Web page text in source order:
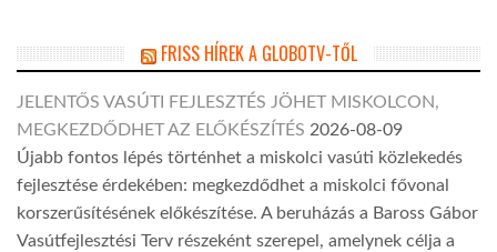
FRISS HÍREK A GLOBOTV-TŐL
JELENTŐS VASÚTI FEJLESZTÉS JÖHET MISKOLCON,
MEGKEZDŐDHET AZ ELŐKÉSZÍTÉS 2026-08-09
Újabb fontos lépés történhet a miskolci vasúti közlekedés
fejlesztése érdekében: megkezdődhet a miskolci fővonal
korszerűsítésének előkészítése. A beruházás a Baross Gábor
Vasútfejlesztési Terv részeként szerepel, amelynek célja a